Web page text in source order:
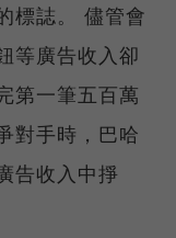
標誌。 儘管會
等廣告收入卻
第一筆五百萬
對手時，巴哈
告收入中掙